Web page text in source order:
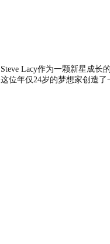
Steve Lacy作为一颗新星成长
这位年仅24岁的梦想家创造